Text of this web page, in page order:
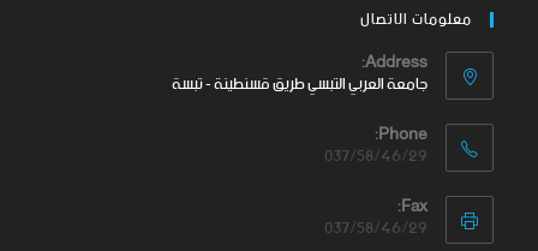
معلومات الاتصال
Address:
جامعة العربي التبسي طريق قسنطينة - تبسة
Phone:
037/58/46/29
Fax:
037/58/46/29